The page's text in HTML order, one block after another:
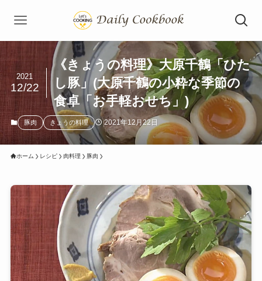
《きょうの料理》大原千鶴「ひた
し豚」(大原千鶴の小粋な季節の
食卓「お手軽おせち」)
2021
12/22
豚肉 きょうの料理 2021年12月22日
ホーム レシピ 肉料理 豚肉